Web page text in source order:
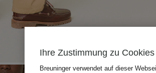
Ihre Zustimmung zu Cookies
Breuninger verwendet auf dieser